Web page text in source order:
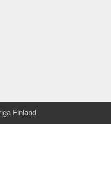
Finland